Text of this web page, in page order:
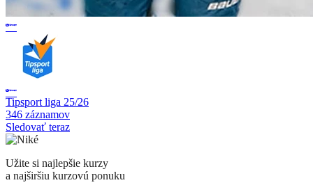
Tipsport liga 25/26
346 záznamov
Sledovať teraz
Užite si najlepšie kurzy
a najširšiu kurzovú ponuku